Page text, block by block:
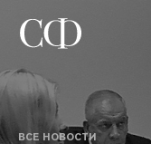
ВСЕ НОВОСТИ